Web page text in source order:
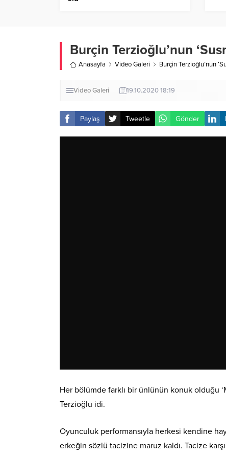
Burçin Terzioğlu’nun
Anasayfa Video Galeri Burçin Terzioğlu’nun
Video Galeri 19.10.2020 18:19
Paylaş Tweetle Gönder
Her bölümde farklı bir ünlünün konuk olduğu
Terzioğlu idi.
Oyunculuk performansıyla herkesi kendine
erkeğin sözlü tacizine maruz kaldı. Tacize